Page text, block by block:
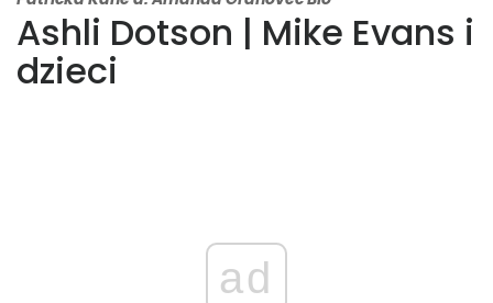
Ashli ​​Dotson | Mike Evans i
dzieci
ad